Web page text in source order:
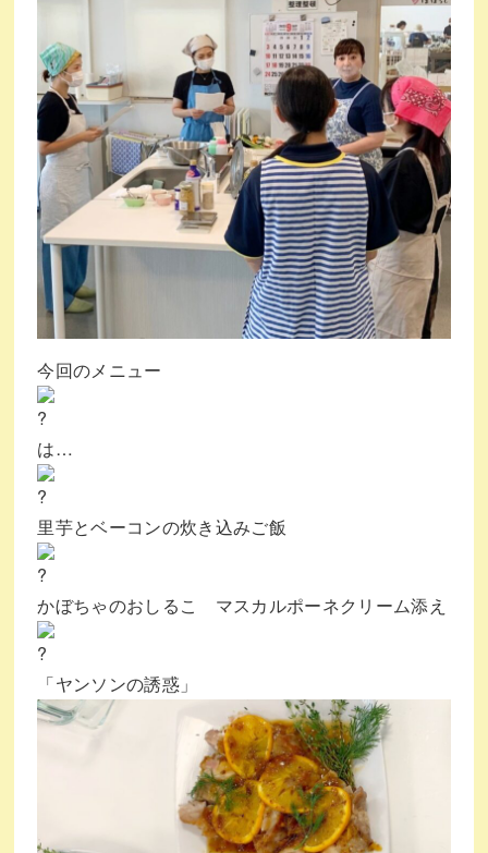
今回のメニュー
は…
里芋とベーコンの炊き込みご飯
かぼちゃのおしるこ マスカルポーネクリーム添え
「ヤンソンの誘惑」